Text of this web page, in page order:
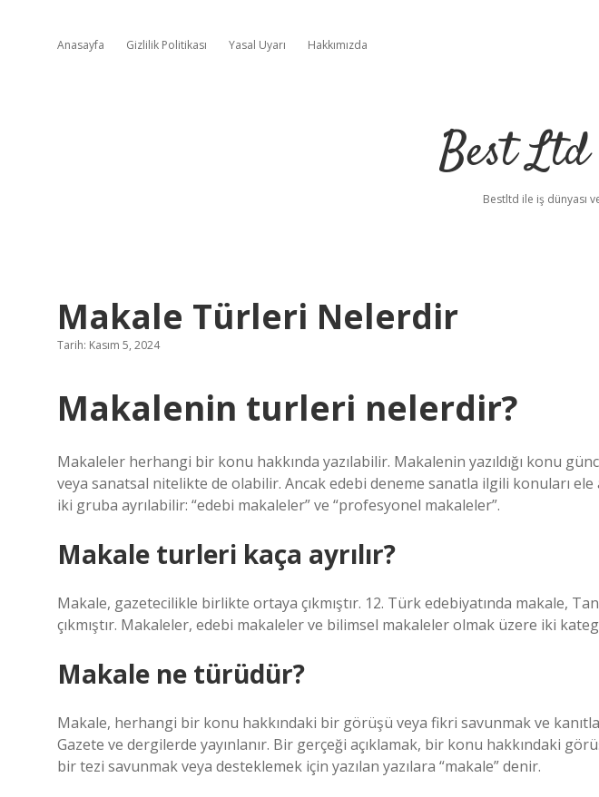
Anasayfa Gizlilik Politikası Yasal Uyarı Hakkımızda
Best
Bestltd ile iş dünyası
Makale Türleri Nelerdir
Tarih: Kasım 5, 2024
Makalenin turleri nelerdir?
Makaleler herhangi bir konu hakkında yazılabilir. Makalenin yazıldığı konu
veya sanatsal nitelikte de olabilir. Ancak edebi deneme sanatla ilgili konuları
iki gruba ayrılabilir: “edebi makaleler” ve “profesyonel makaleler”.
Makale turleri kaça ayrılır?
Makale, gazetecilikle birlikte ortaya çıkmıştır. 12. Türk edebiyatında makale,
çıkmıştır. Makaleler, edebi makaleler ve bilimsel makaleler olmak üzere iki
Makale ne türüdür?
Makale, herhangi bir konu hakkındaki bir görüşü veya fikri savunmak ve
Gazete ve dergilerde yayınlanır. Bir gerçeği açıklamak, bir konu hakkındaki
bir tezi savunmak veya desteklemek için yazılan yazılara “makale” denir.